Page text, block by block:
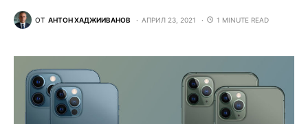
ОТ АНТОН ХАДЖИИВАНОВ АПРИЛ 23, 2021 1 MINUTE READ